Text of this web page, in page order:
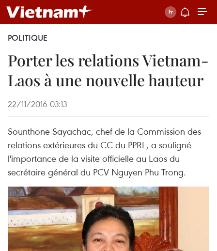
POLITIQUE
Porter les relations Vietnam-
Laos à une nouvelle hauteur
22/11/2016 03:13
Sounthone Sayachac, chef de la Commission des
relations extérieures du CC du PPRL, a souligné
l'importance de la visite officielle au Laos du
secrétaire général du PCV Nguyen Phu Trong.